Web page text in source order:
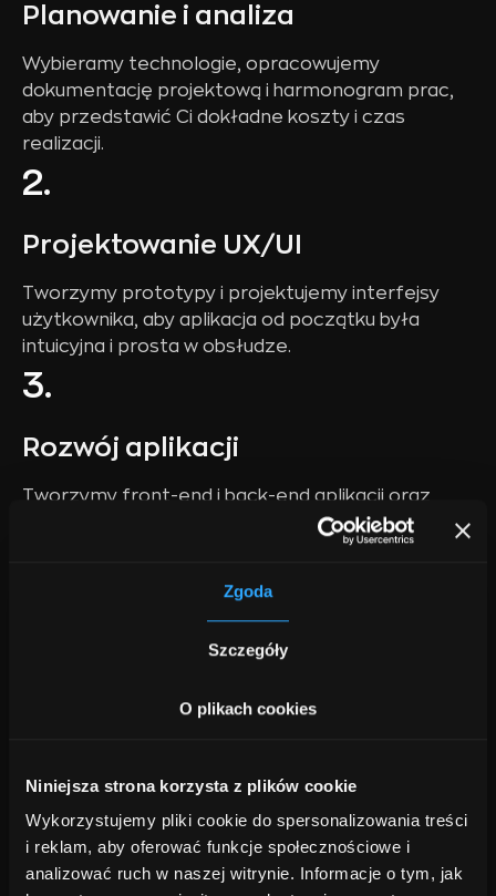
Zgoda
Szczegóły
O plikach cookies
Niniejsza strona korzysta z plików cookie
Wykorzystujemy pliki cookie do spersonalizowania treści
i reklam, aby oferować funkcje społecznościowe i
analizować ruch w naszej witrynie. Informacje o tym, jak
Planowanie i analiza
Wybieramy technologie, opracowujemy
dokumentację projektową i harmonogram prac,
aby przedstawić Ci dokładne koszty i czas
realizacji.
2.
Projektowanie UX/UI
Tworzymy prototypy i projektujemy interfejsy
użytkownika, aby aplikacja od początku była
intuicyjna i prosta w obsłudze.
3.
Rozwój aplikacji
Tworzymy front-end i back-end aplikacji oraz
integrujemy ją z systemami zewnętrznymi, aby
Wdrażamy aplikację na docelowe środowisko
obsługiwać ją w pełni niezależnie.